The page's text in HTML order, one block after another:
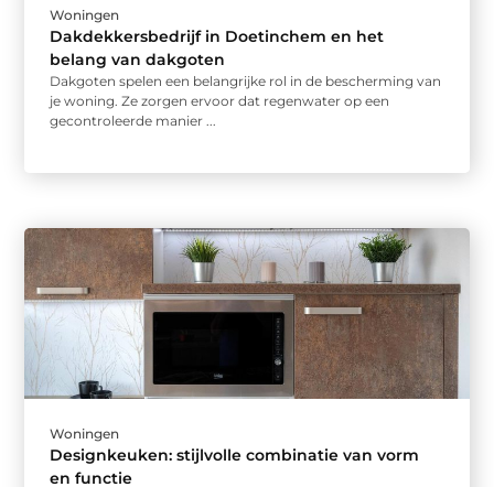
Woningen
Dakdekkersbedrijf in Doetinchem en het
belang van dakgoten
Dakgoten spelen een belangrijke rol in de bescherming van
je woning. Ze zorgen ervoor dat regenwater op een
gecontroleerde manier ...
Woningen
Designkeuken: stijlvolle combinatie van vorm
en functie